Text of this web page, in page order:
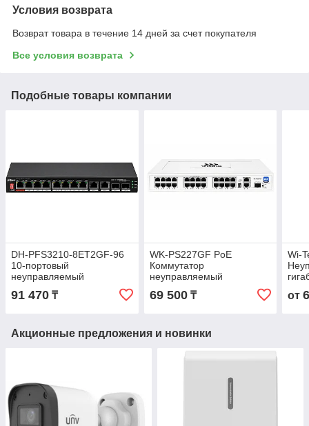
Условия возврата
Возврат товара в течение 14 дней за счет покупателя
Все условия возврата
Подобные товары компании
DH-PFS3210-8ET2GF-96
10-портовый
неуправляемый
коммутатор PoE
91 470 ₸
WK-PS227GF PoE
Коммутатор
неуправляемый
69 500₸
Wi-
от
Акционные предложения и новинки